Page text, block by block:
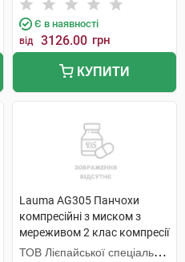
Є в наявності
від 3126.00 грн
КУПИТИ
Lauma AG305 Панчохи
компресійні з миском з
мереживом 2 клас компресії
колір натуральний розмір 4
ТОВ Лієпайської спеціальної